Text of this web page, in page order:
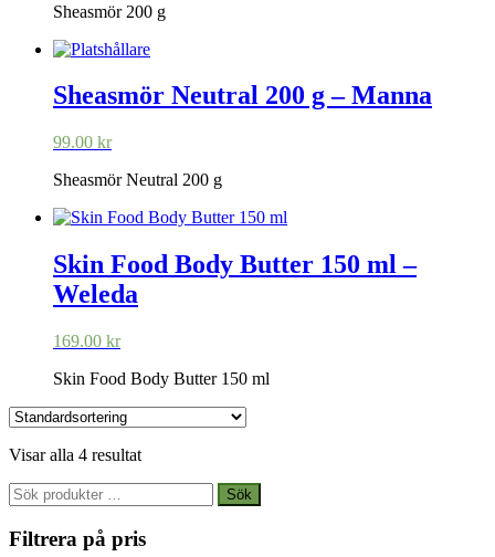
Sheasmör 200 g
Sheasmör Neutral 200 g – Manna
99.00 kr
Sheasmör Neutral 200 g
Skin Food Body Butter 150 ml –
Weleda
169.00 kr
Skin Food Body Butter 150 ml
Visar alla 4 resultat
Sök
efter:
Sök
Filtrera på pris